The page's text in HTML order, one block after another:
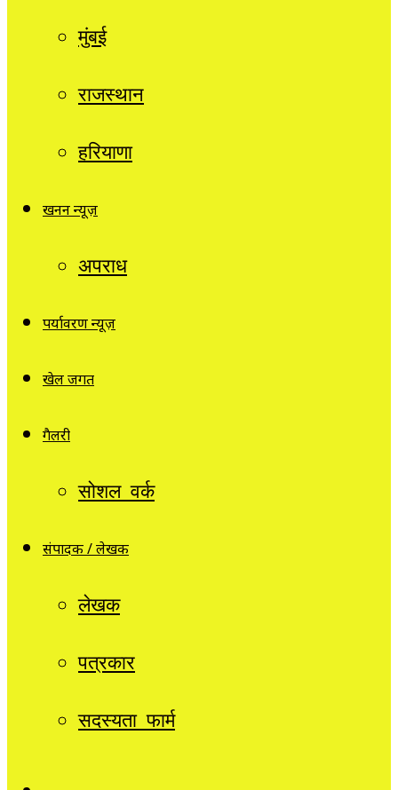
मुंबई
राजस्थान
हरियाणा
खनन न्यूज़
अपराध
पर्यावरण न्यूज़
खेल जगत
गैलरी
सोशल वर्क
संपादक / लेखक
लेखक
पत्रकार
सदस्यता फार्म